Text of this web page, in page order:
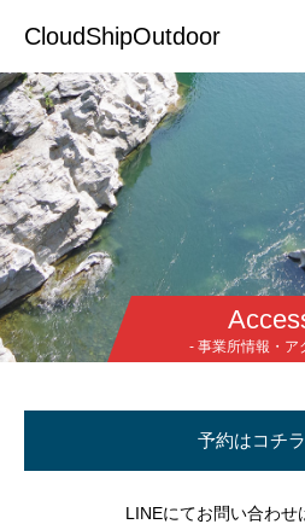
CloudShipOutdoor
- 事業所情報・ア
予約はコチ
LINEにてお問い合わせ